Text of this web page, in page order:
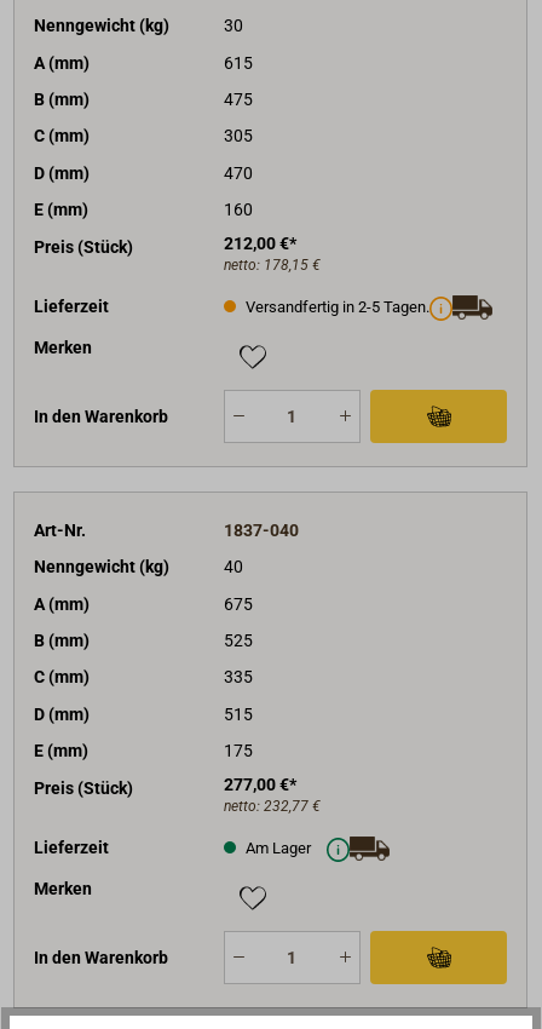
Nenngewicht (kg)
30
A (mm)
615
B (mm)
475
C (mm)
305
D (mm)
470
E (mm)
160
Preis (Stück)
212,00 €*
netto: 178,15 €
Lieferzeit Versandfertig in 2-5 Tagen.
Merken
In den Warenkorb
Art-Nr.
1837-040
Nenngewicht (kg)
40
A (mm)
675
B (mm)
525
C (mm)
335
D (mm)
515
E (mm)
175
Preis (Stück)
277,00 €*
netto: 232,77 €
Lieferzeit Am Lager
Merken
In den Warenkorb